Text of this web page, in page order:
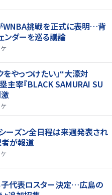
WNBA挑戦を正式に表明…背
ンダーを巡る議論
をやっつけたい」“大濠対
宰『BLACK SAMURAI SU
ーズン全日程は来週発表され
が報道
子代表ロスター決定…広島の